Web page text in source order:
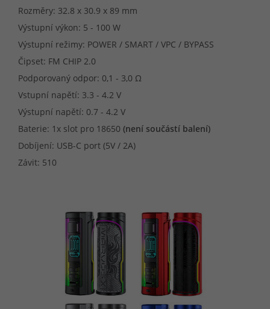
Rozměry: 32.8 x 30.9 x 89 mm
Výstupní výkon: 5 - 100 W
Výstupní režimy: POWER / SMART / VPC / BYPASS
Čipset: FM CHIP 2.0
Podporovaný odpor: 0,1 - 3,0 Ω
Vstupní napětí: 3.3 - 4.2 V
Výstupní napětí: 0.7 - 4.2 V
Baterie: 1x slot pro 18650 (není součástí balení)
Dobíjení: USB-C port (5V / 2A)
Závit: 510